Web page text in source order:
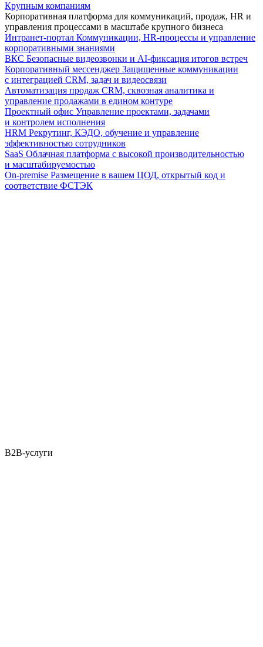
Крупным компаниям
Корпоративная платформа для коммуникаций, продаж, HR и
управления процессами в масштабе крупного бизнеса
Интранет-портал Коммуникации, HR-процессы и управление
корпоративными знаниями
ВКС Безопасные видеозвонки и AI-фиксация итогов встреч
Корпоративный мессенджер Защищенные коммуникации
с интеграцией CRM, задач и видеосвязи
Автоматизация продаж CRM, сквозная аналитика и
управление продажами в едином контуре
Проектный офис Управление проектами, задачами
и контролем исполнения
HRM Рекрутинг, КЭДО, обучение и управление
эффективностью сотрудников
SaaS Облачная платформа с высокой производительностью
и масштабируемостью
On-premise Размещение в вашем ЦОД, открытый код и
соответствие ФСТЭК
B2B-услуги